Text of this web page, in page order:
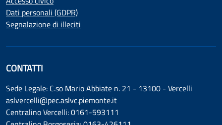
Dati personali (GDPR)
Segnalazione di illeciti
CONTATTI
Sede Legale: C.so Mario Abbiate n. 21 - 13100 - Vercelli
aslvercelli@pec.aslvc.piemonte.it
Centralino Vercelli: 0161-593111